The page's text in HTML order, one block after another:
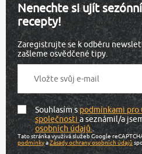
Nenechte si ujít
recepty!
Zaregistrujte se k odběru
zašleme osvědčené tipy.
Souhlasím spodmínkami pro
společnostia seznámil/a
osobních údajů.
Tato stránka využívá služeb Google
podmínkyaZásady ochrany osobních údajů